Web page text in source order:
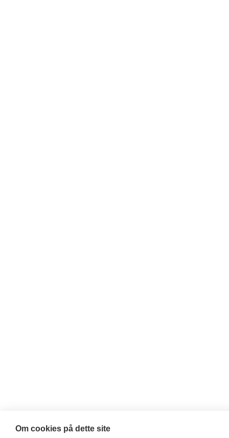
Om cookies på dette site